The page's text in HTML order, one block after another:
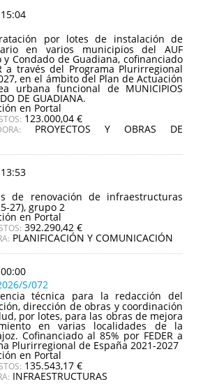
por lotes de instalación de
en varios municipios del AUF
Condado de Guadiana, cofinanciado
a través del Programa Plurirregional
en el ámbito del Plan de Actuación
urbana funcional de MUNICIPIOS
DE GUADIANA.
en Portal
123.000,04 €
PROYECTOS Y OBRAS DE
de renovación de infraestructuras
27), grupo 2
en Portal
392.290,42 €
PLANIFICACIÓN Y COMUNICACIÓN
S/072
técnica para la redacción del
dirección de obras y coordinación
por lotes, para las obras de mejora
en varias localidades de la
Cofinanciado al 85% por FEDER a
Plurirregional de España 2021-2027
en Portal
135.543,17 €
INFRAESTRUCTURAS